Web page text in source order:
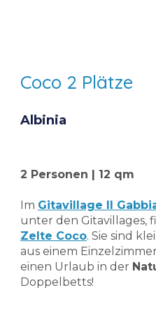
Coco 2 Plätze
Albinia
2 Personen | 12 qm
Im Gitavillage Il
unter den Gitavillages,
Zelte Coco. Sie sind
aus einem
einen Urlaub in der
Doppelbetts!